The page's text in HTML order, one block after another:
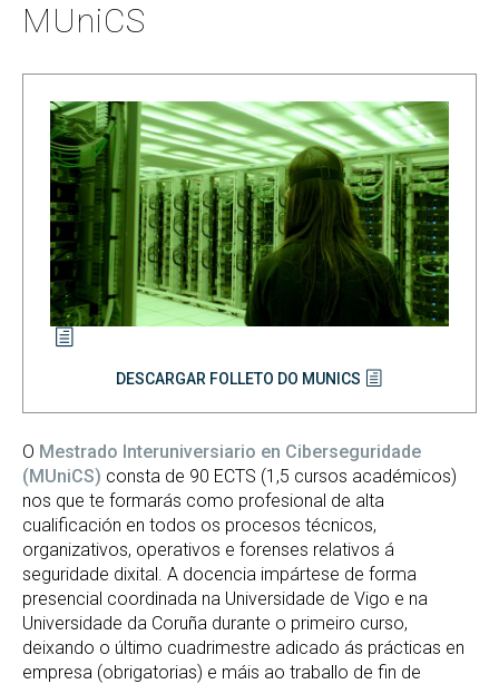
MUniCS
DESCARGAR FOLLETO DO MUNICS
O Mestrado Interuniversiario en Ciberseguridade
(MUniCS) consta de 90 ECTS (1,5 cursos académicos)
nos que te formarás como profesional de alta
cualificación en todos os procesos técnicos,
organizativos, operativos e forenses relativos á
seguridade dixital. A docencia impártese de forma
presencial coordinada na Universidade de Vigo e na
Universidade da Coruña durante o primeiro curso,
deixando o último cuadrimestre adicado ás prácticas en
empresa (obrigatorias) e máis ao traballo de fin de